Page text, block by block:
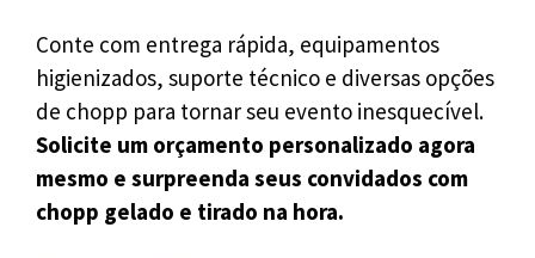
Conte com entrega rápida, equipamentos
higienizados, suporte técnico e diversas opções
de chopp para tornar seu evento inesquecível.
Solicite um orçamento personalizado agora
mesmo e surpreenda seus convidados com
chopp gelado e tirado na hora.